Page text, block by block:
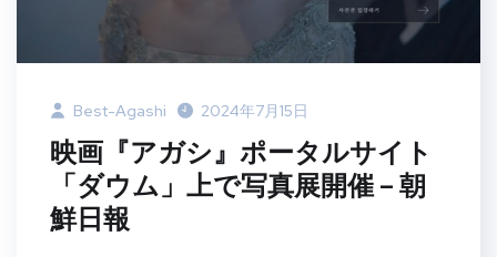
Best-Agashi 2024年7月15日
映画『アガシ』ポータルサイト
「ダウム」上で写真展開催 – 朝
鮮日報